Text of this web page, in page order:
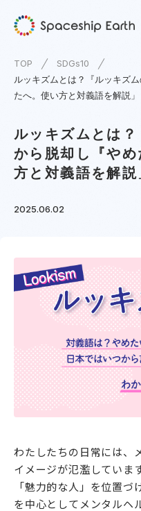
TOP
SDGs10
ルッキズムとは？『ルッキズ
たへ。使い方と対義語を解説」
ルッキズムとは？
から脱却し『や
方と対義語を解説
2025.06.02
わたしたちの日常には、
イメージが氾濫していま
「魅力的な人」を位置
を中心としてメンタルヘ